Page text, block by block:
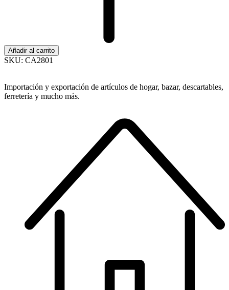
Añadir al carrito
SKU: CA2801
Importación y exportación de artículos de hogar, bazar, descartables,
ferretería y mucho más.